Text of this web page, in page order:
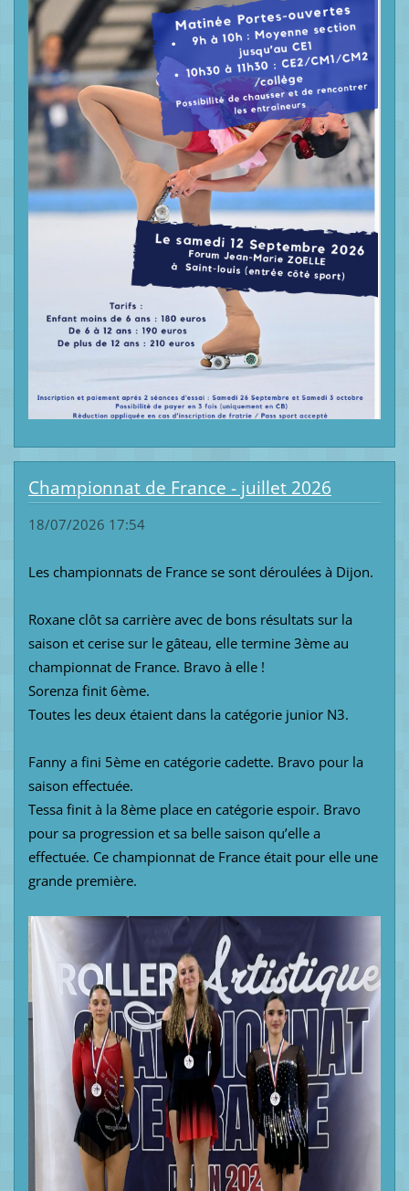
Championnat de France - juillet 2026
18/07/2026 17:54
Les championnats de France se sont déroulées à Dijon.
Roxane clôt sa carrière avec de bons résultats sur la
saison et cerise sur le gâteau, elle termine 3ème au
championnat de France. Bravo à elle !
Sorenza finit 6ème.
Toutes les deux étaient dans la catégorie junior N3.
Fanny a fini 5ème en catégorie cadette. Bravo pour la
saison effectuée.
Tessa finit à la 8ème place en catégorie espoir. Bravo
pour sa progression et sa belle saison qu’elle a
effectuée. Ce championnat de France était pour elle une
grande première.